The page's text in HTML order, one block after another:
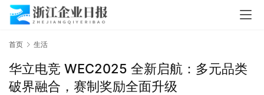
首页 生活
华立电竞 WEC2025 全新启航：多元品类
破界融合，赛制奖励全面升级